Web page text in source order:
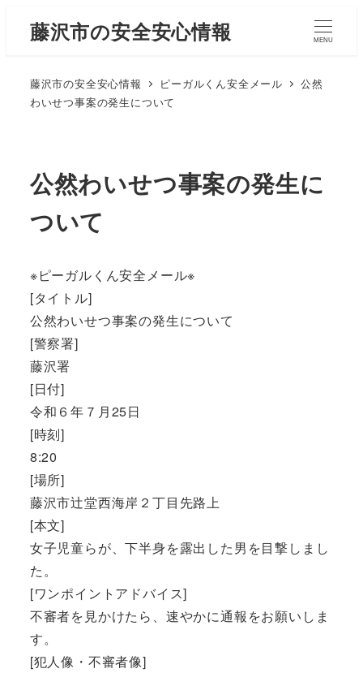
藤沢市の安全安心情報 MENU
藤沢市の安全安心情報 ピーガルくん安全メール
公然
わいせつ事案の発生について
公然わいせつ事案の発生に
ついて
※ピーガルくん安全メール※
[タイトル]
公然わいせつ事案の発生について
[警察署]
藤沢署
[日付]
令和６年７月25日
[時刻]
8:20
[場所]
藤沢市辻堂西海岸２丁目先路上
[本文]
女子児童らが、下半身を露出した男を目撃しまし
た。
[ワンポイントアドバイス]
不審者を見かけたら、速やかに通報をお願いしま
す。
[犯人像・不審者像]